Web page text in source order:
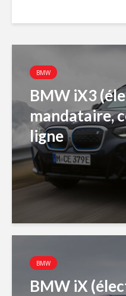
BMW
BMW iX3
mandataire,
ligne
BMW
BMW iX